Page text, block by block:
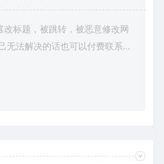
改标题，被跳转，被恶意修改网
无法解决的话也可以付费联系站